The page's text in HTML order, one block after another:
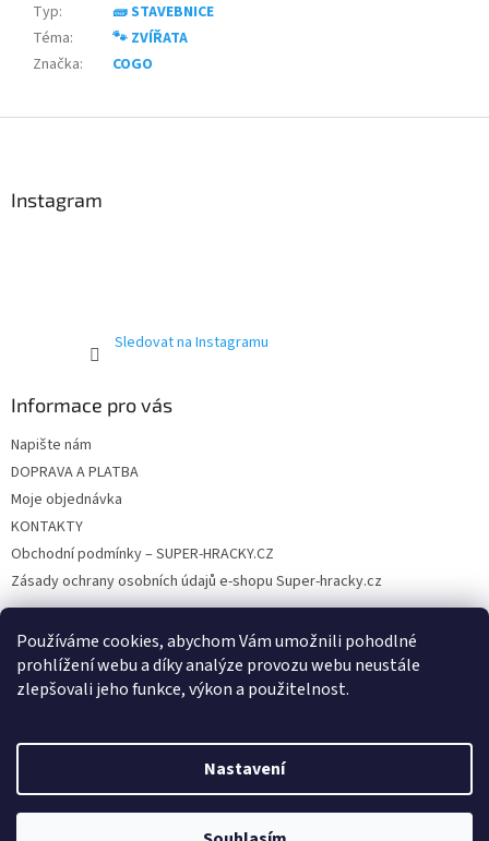
Používáme cookies, abychom Vám umožnili pohodlné
prohlížení webu a díky analýze provozu webu neustále
zlepšovali jeho funkce, výkon a použitelnost.
Nastavení
Typ:
🧱 STAVEBNICE
Téma:
🐾 ZVÍŘATA
Značka: COGO
Instagram
Sledovat na Instagramu
Informace pro vás
Napište nám
DOPRAVA A PLATBA
Moje objednávka
KONTAKTY
Obchodní podmínky – SUPER-HRACKY.CZ
Zásady ochrany osobních údajů e-shopu Super-hracky.cz
Instagram
Vytvořil Shoptet